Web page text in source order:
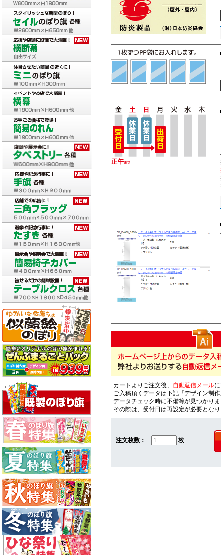
カートよりご注文後、 自動返信メール
ご入稿頂くデータは下記「デザイン制
データチェック時に不備等が見つかり
その際は、受付日は再設定が必要とな
注文枚数： 枚